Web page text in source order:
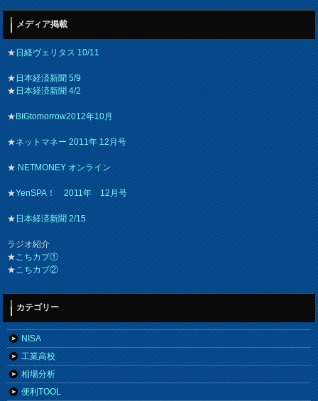
メディア掲載
★日経ヴェリタス 10/11
★日本経済新聞 5/9
★日本経済新聞 4/2
★BIGtomorrow2012年10月
★ネットマネー 2011年 12月号
★NETMONEY オンライン
★YenSPA！ 2011年 12月号
★日本経済新聞 2/15
ラジオ紹介
★こちカブ①
★こちカブ②
カテゴリー
NISA
工業高校
相場分析
便利TOOL